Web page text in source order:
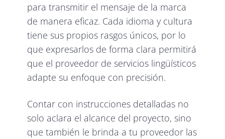
para transmitir el mensaje de la marca
de manera eficaz. Cada idioma y cultura
tiene sus propios rasgos únicos, por lo
que expresarlos de forma clara permitirá
que el proveedor de servicios lingüísticos
adapte su enfoque con precisión.
Contar con instrucciones detalladas no
solo aclara el alcance del proyecto, sino
que también le brinda a tu proveedor las